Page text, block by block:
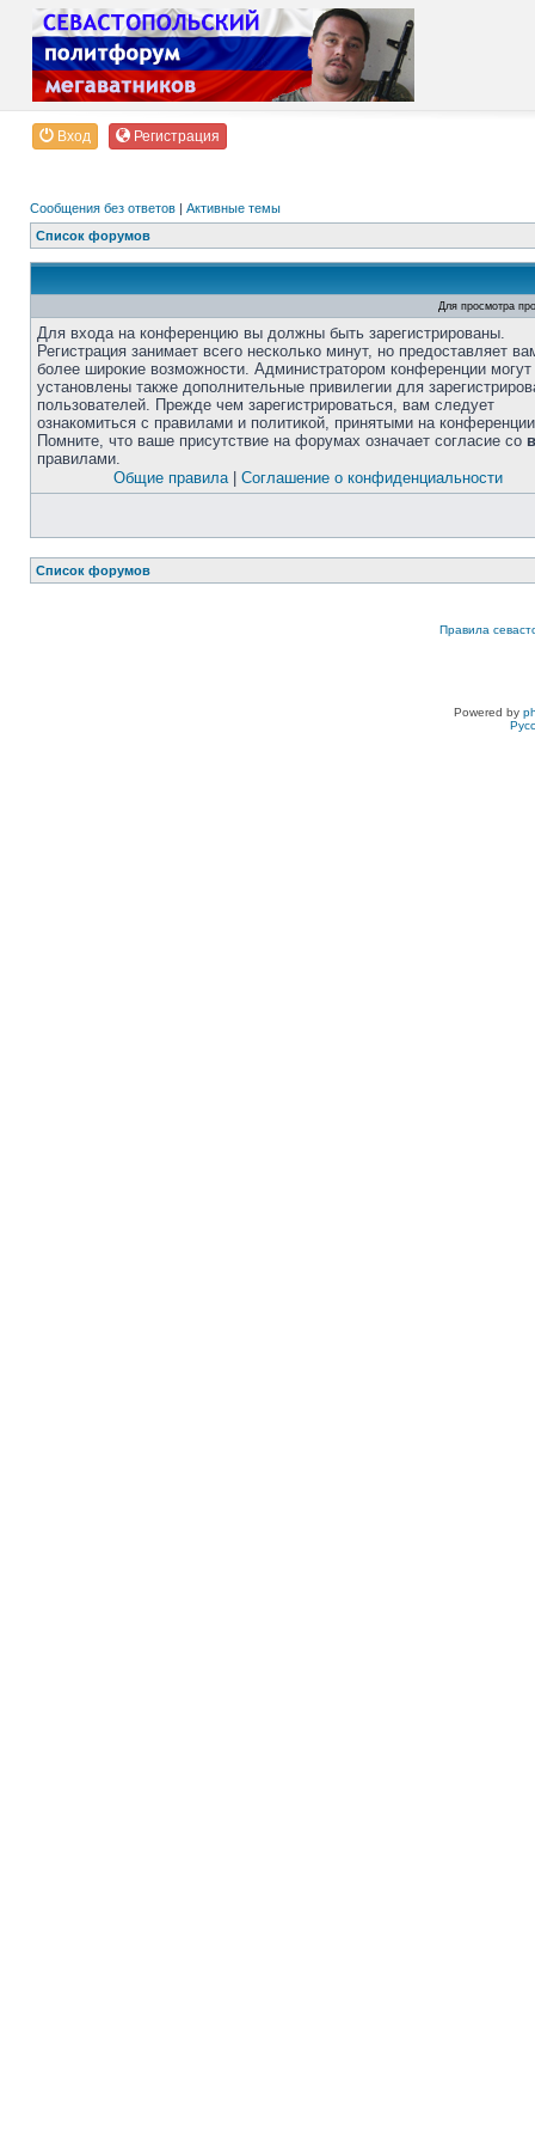
Вход Регистрация
Сообщения без ответов | Активные темы
Список форумов
Для просмотра
Для входа на конференцию вы должны быть зарегистрированы.
Регистрация занимает всего несколько минут, но предоставляет
более широкие возможности. Администратором конференции
установлены также дополнительные привилегии для
пользователей. Прежде чем зарегистрироваться, вам следует
ознакомиться с правилами и политикой, принятыми на
Помните, что ваше присутствие на форумах означает согласие со
правилами.
Общие правила| Соглашение о конфиденциальности
Список форумов
Правила
Powered by